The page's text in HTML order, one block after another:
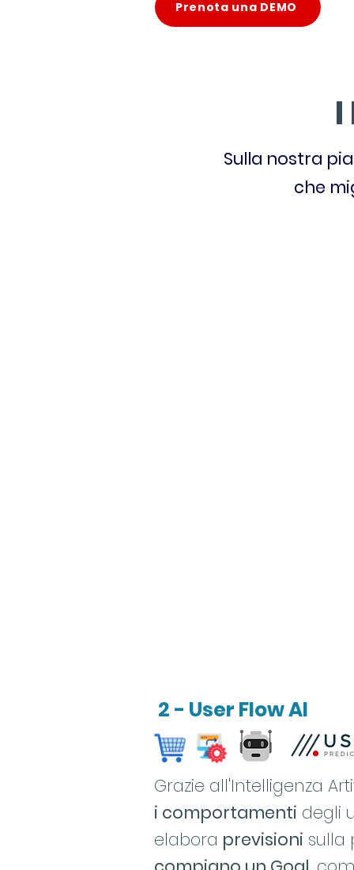
Prenota una DEMO
I
Sulla nostra
che
2 - User Flow AI
Grazie all'Intelligenza
i comportamenti degli
elabora previsioni sulla